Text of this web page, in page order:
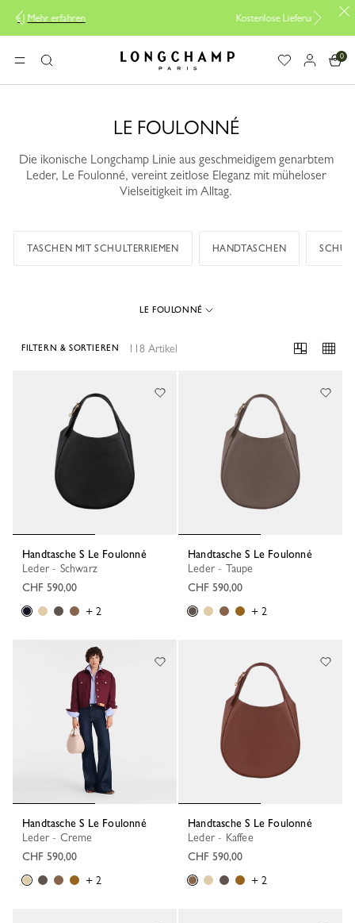
Kostenlose Lieferung ab 200CHF
MENÜSuche Longchamp - Home
0
LE FOULONNÉ
Die ikonische Longchamp Linie aus geschmeidigem genarbtem
Leder, Le Foulonné, vereint zeitlose Eleganz mit müheloser
Vielseitigkeit im Alltag.
TASCHEN MIT SCHULTERRIEMEN HANDTASCHEN
LE FOULONNÉ
118 Artikel
FILTERN & SORTIEREN
Handtasche S Le Foulonné
Leder - Schwarz
CHF 590,00
+ 2
Handtasche S Le Foulonné
Leder - Taupe
CHF 590,00
+ 2
Handtasche S Le Foulonné
Leder - Creme
CHF 590,00
+ 2
Handtasche S Le Foulonné
Leder - Kaffee
CHF 590,00
+ 2